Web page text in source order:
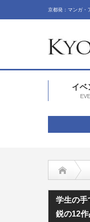
京都発：マンガ・
イベ
学生の手で
学生の手
鋭の12